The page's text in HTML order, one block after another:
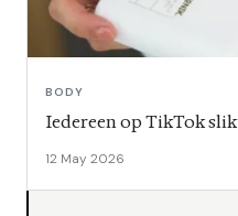
BODY
Iedereen op TikTok
12 May 2026